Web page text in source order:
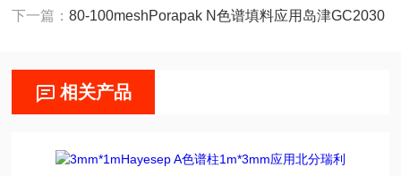
下一篇：80-100meshPorapak N色谱填料应用岛津GC2030
相关产品